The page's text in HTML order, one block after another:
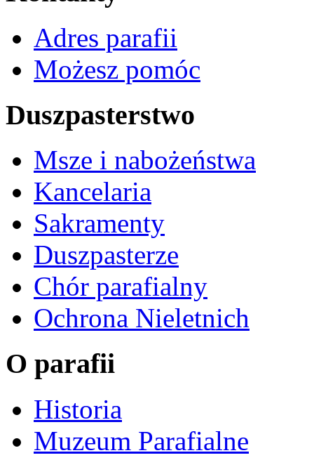
Adres parafii
Możesz pomóc
Duszpasterstwo
Msze i nabożeństwa
Kancelaria
Sakramenty
Duszpasterze
Chór parafialny
Ochrona Nieletnich
O parafii
Historia
Muzeum Parafialne